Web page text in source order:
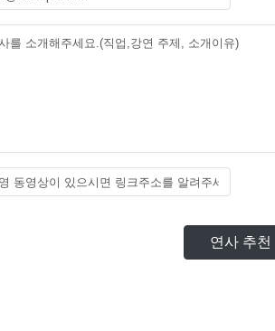
연사 추천